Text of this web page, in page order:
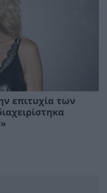
επιτυχία των